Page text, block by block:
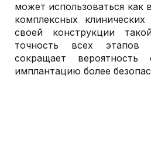
может использоваться как
комплексных клинических
своей конструкции
точность всех этапов
сокращает
имплантацию более